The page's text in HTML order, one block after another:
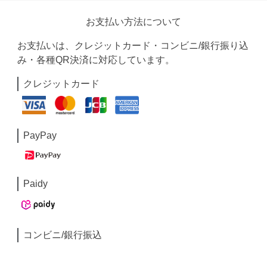
お支払い方法について
お支払いは、クレジットカード・コンビニ/銀行振り込
み・各種QR決済に対応しています。
クレジットカード
PayPay
Paidy
コンビニ/銀行振込